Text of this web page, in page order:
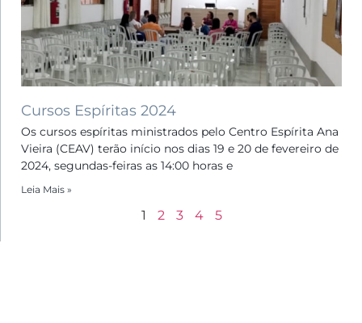
Cursos Espíritas 2024
Os cursos espíritas ministrados pelo Centro Espírita Ana
Vieira (CEAV) terão início nos dias 19 e 20 de fevereiro de
2024, segundas-feiras as 14:00 horas e
Leia Mais »
1 2 3 4 5